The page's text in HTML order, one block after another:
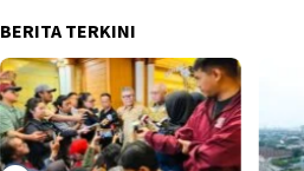
BERITA TERKINI